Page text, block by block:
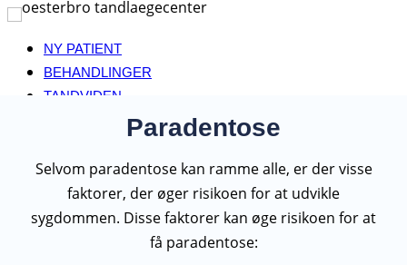
Fortsæt
indhold
NY PATIENT
BEHANDLINGER
TANDVIDEN
PERSONALE
KONTAKT
Paradentose
Selvom paradentose kan ramme alle, er der visse
faktorer, der øger risikoen for at udvikle
sygdommen. Disse faktorer kan øge risikoen for at
få paradentose: